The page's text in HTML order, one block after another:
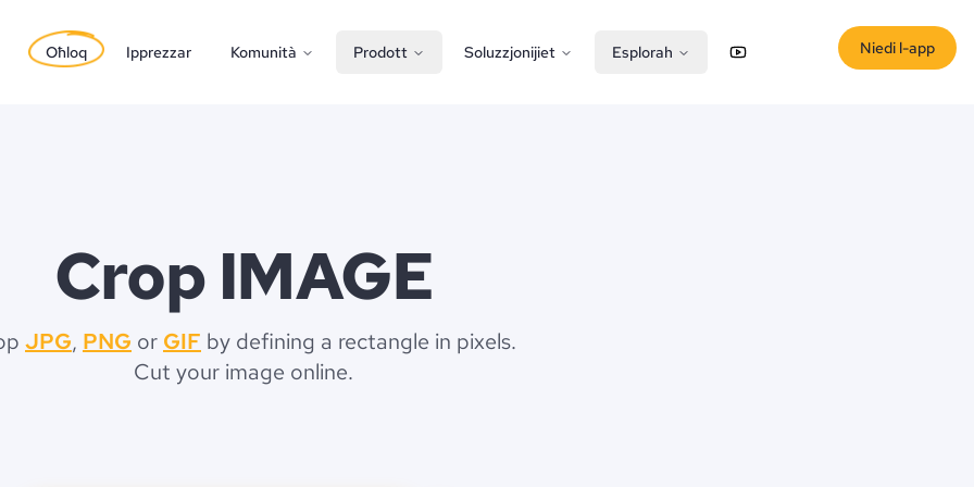
Oħloq Ipprezzar Komunità Prodott Soluzzjonijiet Esplorah YouTube X (Twitter)
Niedi l-app
Crop IMAGE
JPG, PNG or GIF by defining a rectangle in pixels.
Cut your image online.